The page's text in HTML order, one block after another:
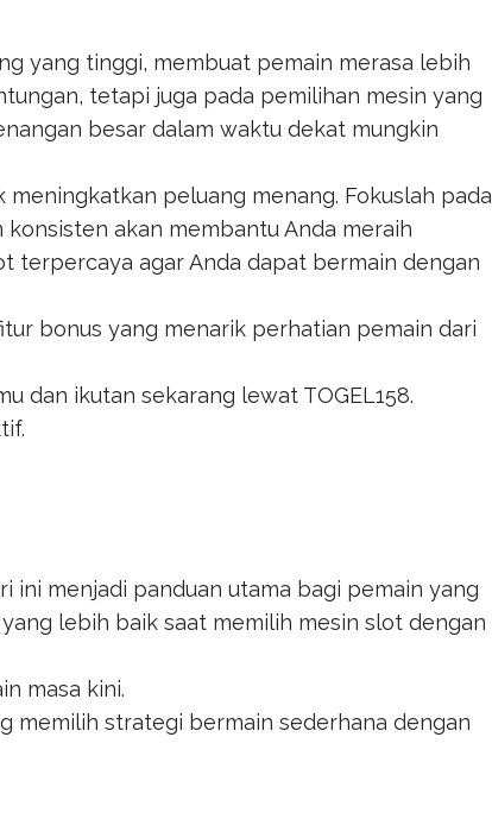
yang tinggi, membuat pemain merasa lebih
tetapi juga pada pemilihan mesin yang
besar dalam waktu dekat mungkin
peluang menang. Fokuslah pada
akan membantu Anda meraih
terpercaya agar Anda dapat bermain dengan
bonus yang menarik perhatian pemain dari
dan ikutan sekarang lewat TOGEL158.
ini menjadi panduan utama bagi pemain yang
lebih baik saat memilih mesin slot dengan
masa kini.
memilih strategi bermain sederhana dengan